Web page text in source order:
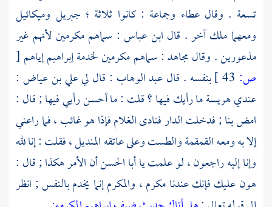
تسعة . وقالعطاء وجماعة : كانوا ثلاثة ؛ جبريل وميكائيل
ومعهما ملك آخر . قال ابن عباس : سماهم مكرمين لأنهم غير
مذعورين . وقالمجاهد: سماهم مكرمين لخدمةإبراهيمإياهم [
ص:
بنفسه . قالعبد الوهاب : قال ليعلي بن عياض :
عندي هريسة ما رأيك فيها ؟ قلت : ما أحسن رأيي فيها ; قال :
امض بنا ; فدخلت الدار فنادى الغلام فإذا هو غائب ، فما راعني
إلا به ومعه القمقمة والطست وعلى عاتقه المنديل ، فقلت : إنا لله
وإنا إليه راجعون ، لو علمت ياأبا الحسنأن الأمر هكذا ; قال :
هون عليك فإنك عندنا مكرم ، والمكرم إنما يخدم بالنفس ; انظر